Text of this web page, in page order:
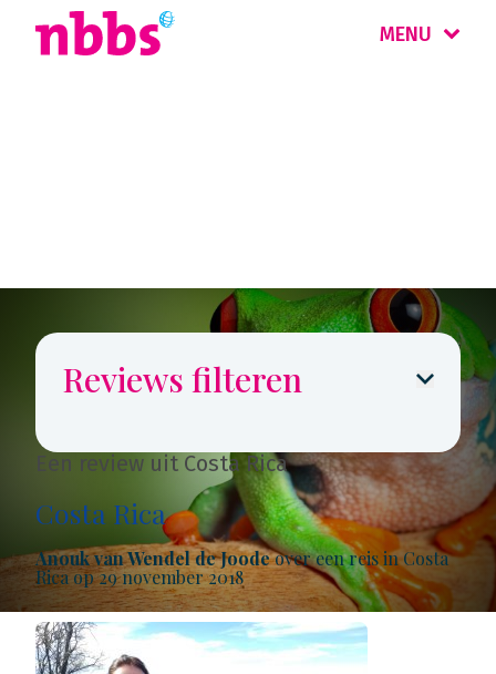
MENU
Reviews filteren
Een review uit Costa Rica
Costa Rica
Anouk van Wendel de Joodeover een reis in Costa
Rica op 29 november 2018